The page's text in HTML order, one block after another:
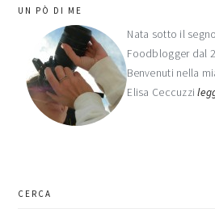
laterale
primaria
UN PÒ DI ME
Nata sotto il
Foodblogger dal
Benvenuti nella
Elisa Ceccuzzi
CERCA